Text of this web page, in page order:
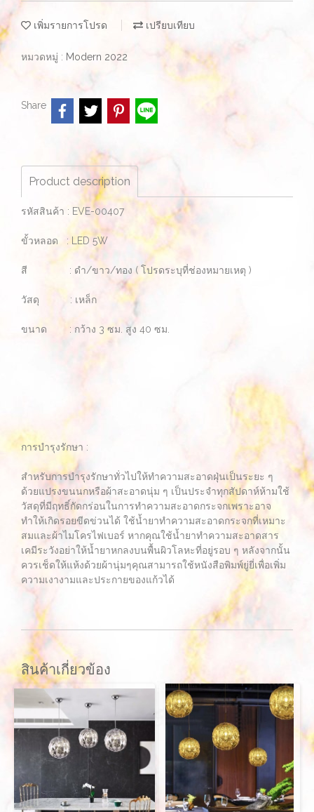
เพิ่มรายการโปรด เปรียบเทียบ
หมวดหมู่ : Modern 2022
Share
Product description
รหัสสินค้า : EVE-00407
ขั้วหลอด : LED 5W
สี : ดำ/ขาว/ทอง ( โปรดระบุที่ช่องหมายเหตุ )
วัสดุ : เหล็ก
ขนาด : กว้าง 3 ซม. สูง 40 ซม.
การบำรุงรักษา :
สำหรับการบำรุงรักษาทั่วไปให้ทำความสะอาดฝุ่นเป็นระยะ ๆ
ด้วยแปรงขนนกหรือผ้าสะอาดนุ่ม ๆ เป็นประจำทุกสัปดาห์ห้ามใช้
วัสดุที่มีฤทธิ์กัดกร่อนในการทำความสะอาดกระจกเพราะอาจ
ทำให้เกิดรอยขีดข่วนได้ ใช้น้ำยาทำความสะอาดกระจกที่เหมาะ
สมและผ้าไมโครไฟเบอร์ หากคุณใช้น้ำยาทำความสะอาดสาร
เคมีระวังอย่าให้น้ำยาหกลงบนพื้นผิวโลหะที่อยู่รอบ ๆ หลังจากนั้น
ควรเช็ดให้แห้งด้วยผ้านุ่มๆคุณสามารถใช้หนังสือพิมพ์ยู่ยี่เพื่อเพิ่ม
ความเงางามและประกายของแก้วได้
สินค้าเกี่ยวข้อง